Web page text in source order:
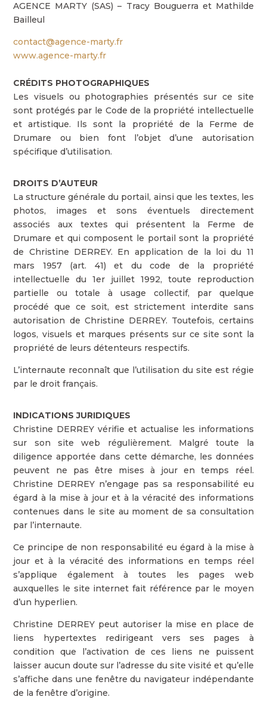
AGENCE MARTY (SAS) – Tracy Bouguerra et Mathilde
Bailleul
contact@agence-marty.fr
www.agence-marty.fr
CRÉDITS PHOTOGRAPHIQUES
Les visuels ou photographies présentés sur ce site
sont protégés par le Code de la propriété intellectuelle
et artistique. Ils sont la propriété de la Ferme de
Drumare ou bien font l’objet d’une autorisation
spécifique d’utilisation.
DROITS D’AUTEUR
La structure générale du portail, ainsi que les textes, les
photos, images et sons éventuels directement
associés aux textes qui présentent la Ferme de
Drumare et qui composent le portail sont la propriété
de Christine DERREY. En application de la loi du 11
mars 1957 (art. 41) et du code de la propriété
intellectuelle du 1er juillet 1992, toute reproduction
partielle ou totale à usage collectif, par quelque
procédé que ce soit, est strictement interdite sans
autorisation de Christine DERREY. Toutefois, certains
logos, visuels et marques présents sur ce site sont la
propriété de leurs détenteurs respectifs.
L’internaute reconnaît que l’utilisation du site est régie
par le droit français.
INDICATIONS JURIDIQUES
Christine DERREY vérifie et actualise les informations
sur son site web régulièrement. Malgré toute la
diligence apportée dans cette démarche, les données
peuvent ne pas être mises à jour en temps réel.
Christine DERREY n’engage pas sa responsabilité eu
égard à la mise à jour et à la véracité des informations
contenues dans le site au moment de sa consultation
par l’internaute.
Ce principe de non responsabilité eu égard à la mise à
jour et à la véracité des informations en temps réel
s’applique également à toutes les pages web
auxquelles le site internet fait référence par le moyen
d’un hyperlien.
Christine DERREY peut autoriser la mise en place de
liens hypertextes redirigeant vers ses pages à
condition que l’activation de ces liens ne puissent
laisser aucun doute sur l’adresse du site visité et qu’elle
s’affiche dans une fenêtre du navigateur indépendante
de la fenêtre d’origine.